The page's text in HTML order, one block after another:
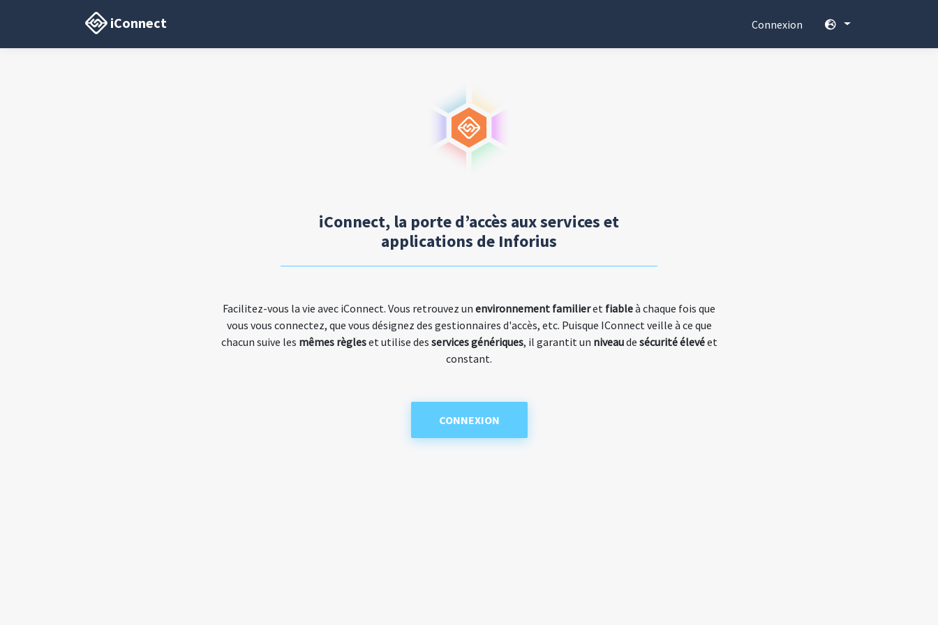
iConnect Connexion
iConnect, la porte d’accès aux services et
applications de Inforius
Facilitez-vous la vie avec iConnect. Vous retrouvez un environnement familieret fiableà chaque fois que
vous vous connectez, que vous désignez des gestionnaires d'accès, etc. Puisque IConnect veille à ce que
chacun suive les mêmes règleset utilise des services génériques, il garantit un niveaude sécurité élevéet
constant.
CONNEXION